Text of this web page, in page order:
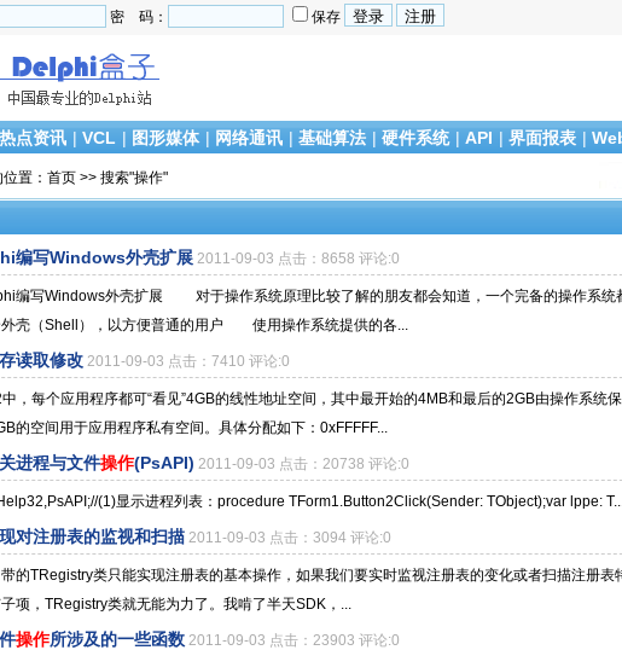
密 码： 保存
热点资讯 | VCL | 图形媒体 | 网络通讯 | 基础算法 | 硬件系统 | API | 界面报表 |
置： 首页 >> 搜索"操作"
编写Windows外壳扩展 2011-09-03 点击：8658 评论:0
编写Windows外壳扩展 对于操作系统原理比较了解的朋友都会知道，一个完备的操作系统
外壳（Shell），以方便普通的用户 使用操作系统提供的各...
读取修改 2011-09-03 点击：7410 评论:0
，每个应用程序都可“看见”4GB的线性地址空间，其中最开始的4MB和最后的2GB由操作系统
的空间用于应用程序私有空间。具体分配如下：0xFFFFF...
进程与文件操作(PsAPI) 2011-09-03 点击：20738 评论:0
(1)显示进程列表：procedure TForm1.Button2Click(Sender: TObject);var lppe:
对注册表的监视和扫描 2011-09-03 点击：3094 评论:0
的TRegistry类只能实现注册表的基本操作，如果我们要实时监视注册表的变化或者扫描注册表
项，TRegistry类就无能为力了。我啃了半天SDK，...
操作所涉及的一些函数 2011-09-03 点击：23903 评论:0